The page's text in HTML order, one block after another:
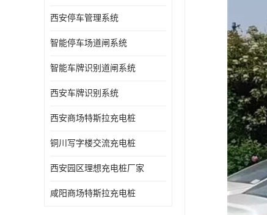
西安停车管理系统
智能停车场道闸系统
智能车牌识别道闸系统
西安车牌识别系统
西安商场特斯拉充电桩
铜川写字楼交流充电桩
西安园区理想充电桩厂家
咸阳商场特斯拉充电桩